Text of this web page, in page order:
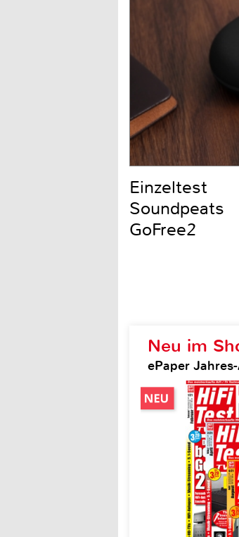
Neu im
ePaper
Einzeltest
Soundpeats
GoFree2